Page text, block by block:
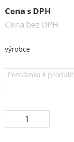
Dedra nářadí
Železářství
Aku fukary
Aku
Cena s DPH
Cena bez DPH
výrobce